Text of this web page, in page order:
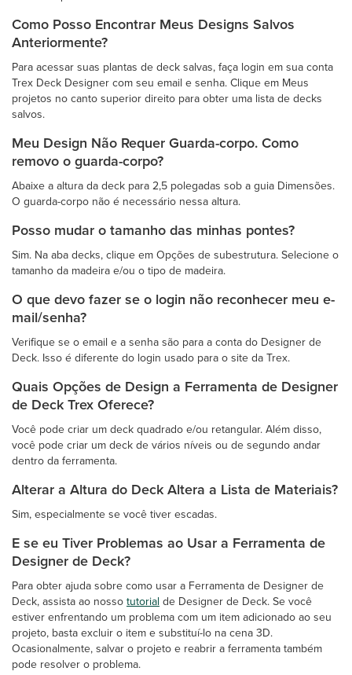
Como Posso Encontrar Meus Designs Salvos
Anteriormente?
Para acessar suas plantas de deck salvas, faça login em sua conta
Trex Deck Designer com seu email e senha. Clique em Meus
projetos no canto superior direito para obter uma lista de decks
salvos.
Meu Design Não Requer Guarda-corpo. Como
removo o guarda-corpo?
Abaixe a altura da deck para 2,5 polegadas sob a guia Dimensões.
O guarda-corpo não é necessário nessa altura.
Posso mudar o tamanho das minhas pontes?
Sim. Na aba decks, clique em Opções de subestrutura. Selecione o
tamanho da madeira e/ou o tipo de madeira.
O que devo fazer se o login não reconhecer meu e-
mail/senha?
Verifique se o email e a senha são para a conta do Designer de
Deck. Isso é diferente do login usado para o site da Trex.
Quais Opções de Design a Ferramenta de Designer
de Deck Trex Oferece?
Você pode criar um deck quadrado e/ou retangular. Além disso,
você pode criar um deck de vários níveis ou de segundo andar
dentro da ferramenta.
Alterar a Altura do Deck Altera a Lista de Materiais?
Sim, especialmente se você tiver escadas.
E se eu Tiver Problemas ao Usar a Ferramenta de
Designer de Deck?
Para obter ajuda sobre como usar a Ferramenta de Designer de
Deck, assista ao nosso tutorial de Designer de Deck. Se você
estiver enfrentando um problema com um item adicionado ao seu
projeto, basta excluir o item e substituí-lo na cena 3D.
Ocasionalmente, salvar o projeto e reabrir a ferramenta também
pode resolver o problema.